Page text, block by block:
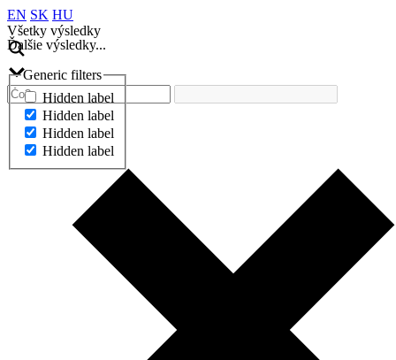
EN SK HU
Všetky výsledky
Ďalšie výsledky...
Generic filters
Hidden label
Hidden label
Hidden label
Hidden label
Ďalšie výsledky...